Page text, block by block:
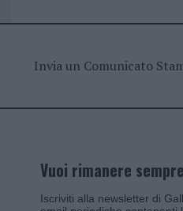
Invia un Comunicato
Vuoi rimanere
Iscriviti alla newsletter di